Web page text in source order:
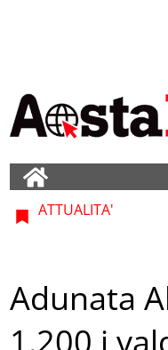
ATTUALITA'
Adunata